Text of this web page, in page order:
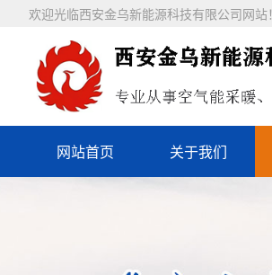
欢迎光临西安金乌新能源科技有限公司网站！
网站首页 关于我们